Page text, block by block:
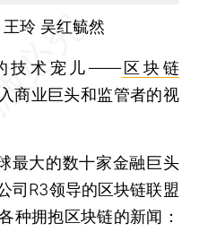
玲 吴红毓然
技术宠儿——区块链
商业巨头和监管者的视
大的数十家金融巨头
司R3领导的区块链联盟
种拥抱区块链的新闻：